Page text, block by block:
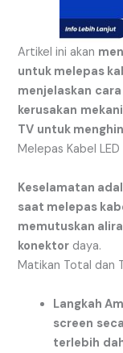
Artikel ini akan
untuk melepas
menjelaskan cara
kerusakan
TV untuk
Melepas Kabel
Keselamatan
saat melepas
memutuskan
konektor daya.
Matikan Total dan
Langkah
screen
terlebih